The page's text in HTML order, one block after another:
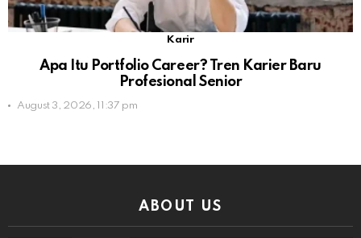
Karir
Apa Itu Portfolio Career? Tren Karier Baru
Profesional Senior
August 3, 2026, 11:37 pm
ABOUT US